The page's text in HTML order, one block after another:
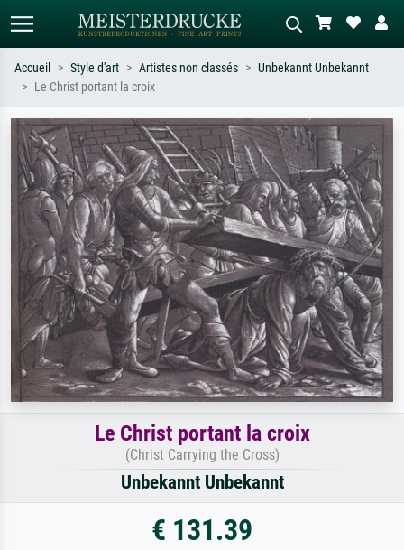
Recherchez par artiste, titre ou style –
ex. Monet, Nuit étoilée,
impressionnisme, vague de Hokusai,
nu.
Décrivez la scène – ex. prairie verte,
abstrait avec beaucoup de rouge,
tableau sombre, nu debout près d'un
arbre.
Accueil Style d'art Artistes non classés
Unbekannt Unbekannt
Le Christ portant la croix
Le Christ portant la croix
(Christ Carrying the Cross)
Unbekannt Unbekannt
€ 131.39